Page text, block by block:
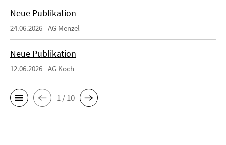
Neue Publikation
24.06.2026 AG Menzel
Neue Publikation
12.06.2026 AG Koch
1 / 10